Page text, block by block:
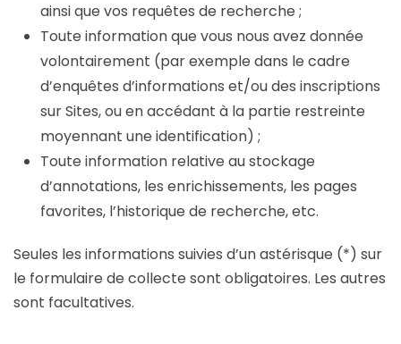
ainsi que vos requêtes de recherche ;
Toute information que vous nous avez donnée
volontairement (par exemple dans le cadre
d’enquêtes d’informations et/ou des inscriptions
sur Sites, ou en accédant à la partie restreinte
moyennant une identification) ;
Toute information relative au stockage
d’annotations, les enrichissements, les pages
favorites, l’historique de recherche, etc.
Seules les informations suivies d’un astérisque (*) sur
le formulaire de collecte sont obligatoires. Les autres
sont facultatives.